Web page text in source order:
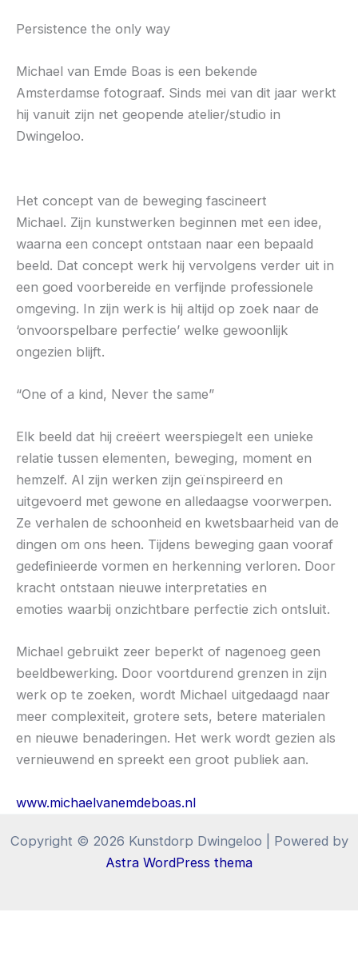
Persistence the only way
Michael van Emde Boas is een bekende
Amsterdamse fotograaf. Sinds mei van dit jaar werkt
hij vanuit zijn net geopende atelier/studio in
Dwingeloo.
Het concept van de beweging fascineert
Michael. Zijn kunstwerken beginnen met een idee,
waarna een concept ontstaan naar een bepaald
beeld. Dat concept werk hij vervolgens verder uit in
een goed voorbereide en verfijnde professionele
omgeving. In zijn werk is hij altijd op zoek naar de
‘onvoorspelbare perfectie’ welke gewoonlijk
ongezien blijft.
“One of a kind, Never the same”
Elk beeld dat hij creëert weerspiegelt een unieke
relatie tussen elementen, beweging, moment en
hemzelf. Al zijn werken zijn geïnspireerd en
uitgevoerd met gewone en alledaagse voorwerpen.
Ze verhalen de schoonheid en kwetsbaarheid van de
dingen om ons heen. Tijdens beweging gaan vooraf
gedefinieerde vormen en herkenning verloren. Door
kracht ontstaan nieuwe interpretaties en
emoties waarbij onzichtbare perfectie zich ontsluit.
Michael gebruikt zeer beperkt of nagenoeg geen
beeldbewerking. Door voortdurend grenzen in zijn
werk op te zoeken, wordt Michael uitgedaagd naar
meer complexiteit, grotere sets, betere materialen
en nieuwe benaderingen. Het werk wordt gezien als
vernieuwend en spreekt een groot publiek aan.
www.michaelvanemdeboas.nl
Copyright © 2026 Kunstdorp Dwingeloo | Powered by
Astra WordPress thema